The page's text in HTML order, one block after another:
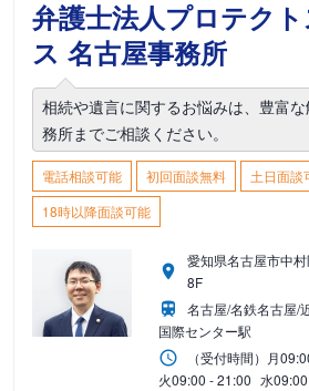
弁護士法人プロテク
ス 名古屋事務所
相続や遺言に関するお悩みは、豊富
務所までご相談ください。
電話相談可能 初回面談無料
土日面談
18時以降面談可能
愛知県名古屋市中
8F
名古屋/名鉄名古屋/
国際センター駅
（受付時間） 月
火09:00 - 21:00 水